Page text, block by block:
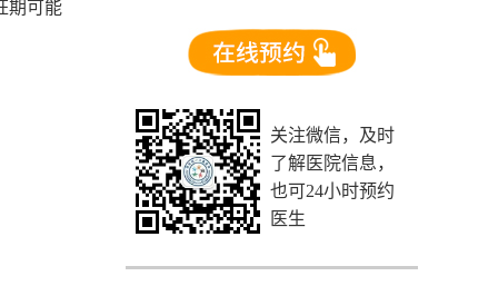
期可能
关注微信，及时
了解医院信息，
也可24小时预约
医生